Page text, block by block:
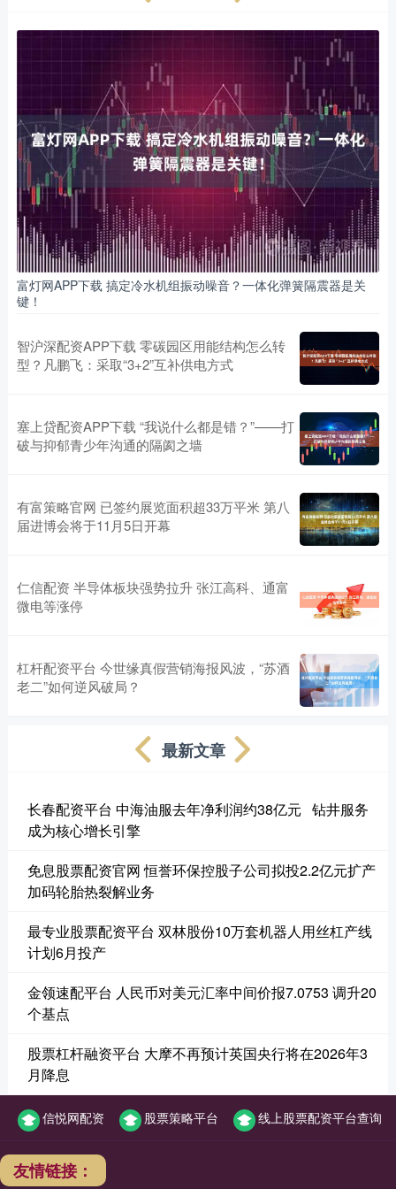
富灯网APP下载 搞定冷水机组振动噪音？一体化弹簧隔震器是关
键！
智沪深配资APP下载 零碳园区用能结构怎么转
型？凡鹏飞：采取“3+2”互补供电方式
塞上贷配资APP下载 “我说什么都是错？”——打
破与抑郁青少年沟通的隔阂之墙
有富策略官网 已签约展览面积超33万平米 第八
届进博会将于11月5日开幕
仁信配资 半导体板块强势拉升 张江高科、通富
微电等涨停
杠杆配资平台 今世缘真假营销海报风波，“苏酒
老二”如何逆风破局？
最新文章
长春配资平台 中海油服去年净利润约38亿元 钻井服务
成为核心增长引擎
免息股票配资官网 恒誉环保控股子公司拟投2.2亿元扩产
加码轮胎热裂解业务
最专业股票配资平台 双林股份10万套机器人用丝杠产线
计划6月投产
金领速配平台 人民币对美元汇率中间价报7.0753 调升20
个基点
股票杠杆融资平台 大摩不再预计英国央行将在2026年3
月降息
信悦网配资 股票策略平台 线上股票配资平台查询
友情链接：